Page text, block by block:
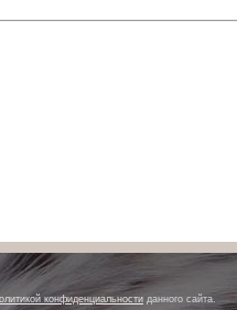
конфиденциальности данного сайта.